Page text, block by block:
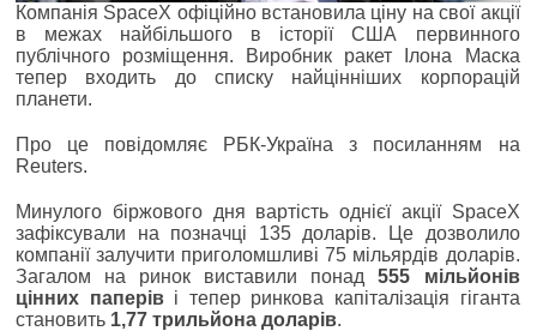
Компанія SpaceX офіційно встановила ціну на свої акції
в межах найбільшого в історії США первинного
публічного розміщення. Виробник ракет Ілона Маска
тепер входить до списку найцінніших корпорацій
планети.
Про це повідомляє РБК-Україна з посиланням на
Reuters.
Минулого біржового дня вартість однієї акції SpaceX
зафіксували на позначці 135 доларів. Це дозволило
компанії залучити приголомшливі 75 мільярдів доларів.
Загалом на ринок виставили понад555 мільйонів
цінних паперіві тепер ринкова капіталізація гіганта
становить 1,77 трильйона доларів.